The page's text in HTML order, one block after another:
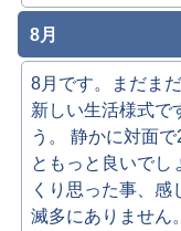
8月
8月です。まだま
新しい生活様式で
う。 静かに対面
ともっと良いでし
くり思った事、感
滅多にありません